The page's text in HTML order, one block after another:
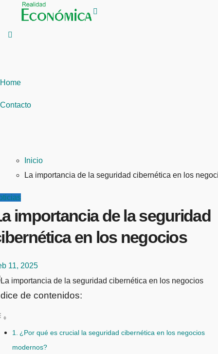
contenido
Home
Contacto
Inicio
La importancia de la seguridad cibernética en los
importancia de la seguridad
en los negocios
11, 2025
de contenidos:
¿Por qué es crucial la seguridad cibernética en los negocios
modernos?